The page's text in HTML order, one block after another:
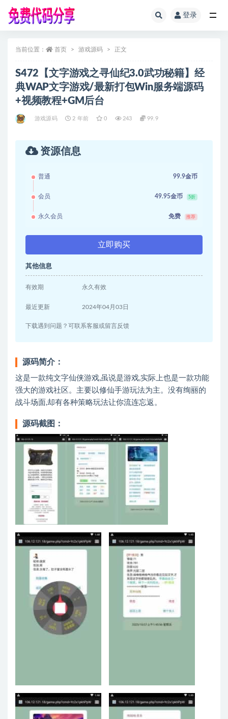
登录
当前位置： 首页 游戏源码 正文
S472【文字游戏之寻仙纪3.0武功秘籍】经
典WAP文字游戏/最新打包Win服务端源码
+视频教程+GM后台
游戏源码 2 年前 0 243 99.9
资源信息
普通 99.9金币
会员 49.95金币 5折
永久会员 免费 推荐
立即购买
其他信息
有效期 永久有效
最近更新 2024年04月03日
下载遇到问题？可联系客服或留言反馈
源码简介：
这是一款纯文字仙侠游戏,虽说是游戏,实际上也是一款功能
强大的游戏社区。主要以修仙手游玩法为主。没有绚丽的
战斗场面,却有各种策略玩法让你流连忘返。
源码截图：